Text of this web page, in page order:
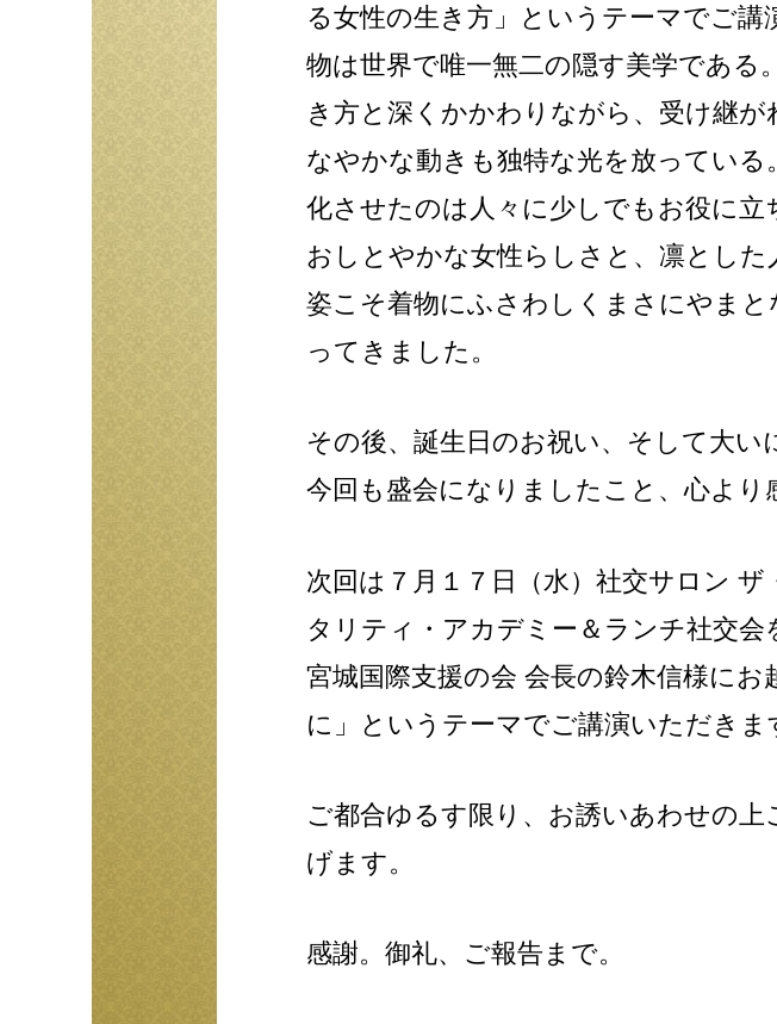
る女性の生き方」というテーマでご
物は世界で唯一無二の隠す美学である
き方と深くかかわりながら、受け継
なやかな動きも独特な光を放っている
化させたのは人々に少しでもお役に立
おしとやかな女性らしさと、凛とし
姿こそ着物にふさわしくまさにやま
ってきました。
その後、誕生日のお祝い、そして大い
今回も盛会になりましたこと、心より
次回は７月１７日（水）社交サロン
タリティ・アカデミー＆ランチ社交
宮城国際支援の会 会長の鈴木信様に
に」というテーマでご講演いただきま
ご都合ゆるす限り、お誘いあわせの
げます。
感謝。御礼、ご報告まで。